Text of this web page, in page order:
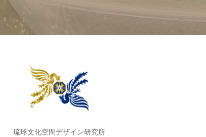
琉球文化空間デザイン研究所